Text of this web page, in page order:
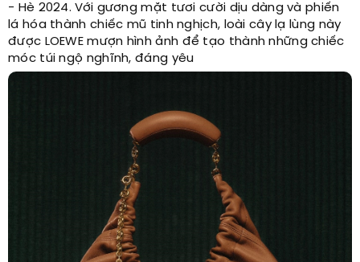
- Hè 2024. Với gương mặt tươi cười dịu dàng và phiến
lá hóa thành chiếc mũ tinh nghịch, loài cây lạ lùng này
được LOEWE mượn hình ảnh để tạo thành những chiếc
móc túi ngộ nghĩnh, đáng yêu